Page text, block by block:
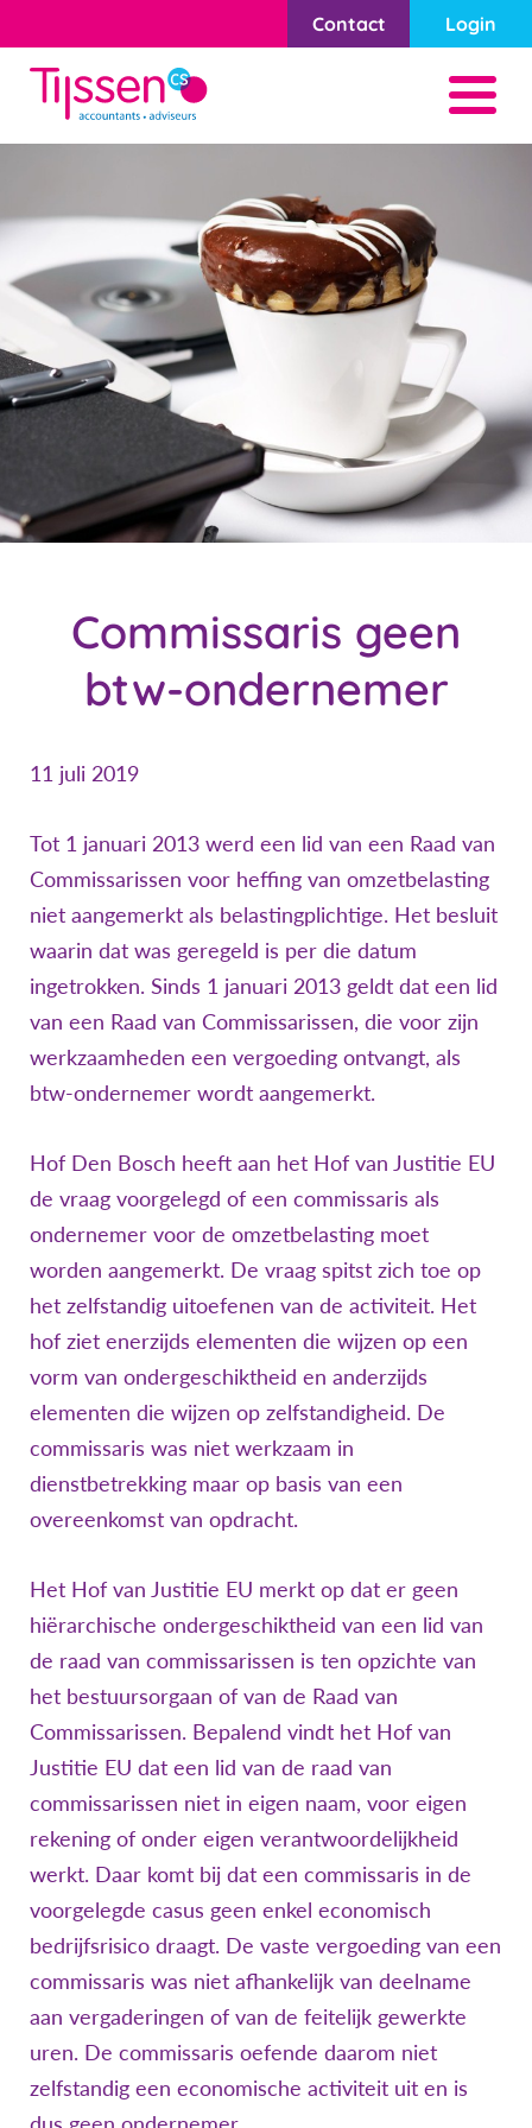
Contact Login
Commissaris geen
btw-ondernemer
11 juli 2019
Tot 1 januari 2013 werd een lid van een Raad van
Commissarissen voor heffing van omzetbelasting
niet aangemerkt als belastingplichtige. Het besluit
waarin dat was geregeld is per die datum
ingetrokken. Sinds 1 januari 2013 geldt dat een lid
van een Raad van Commissarissen, die voor zijn
werkzaamheden een vergoeding ontvangt, als
btw-ondernemer wordt aangemerkt.
Hof Den Bosch heeft aan het Hof van Justitie EU
de vraag voorgelegd of een commissaris als
ondernemer voor de omzetbelasting moet
worden aangemerkt. De vraag spitst zich toe op
het zelfstandig uitoefenen van de activiteit. Het
hof ziet enerzijds elementen die wijzen op een
vorm van ondergeschiktheid en anderzijds
elementen die wijzen op zelfstandigheid. De
commissaris was niet werkzaam in
dienstbetrekking maar op basis van een
overeenkomst van opdracht.
Het Hof van Justitie EU merkt op dat er geen
hiërarchische ondergeschiktheid van een lid van
de raad van commissarissen is ten opzichte van
het bestuursorgaan of van de Raad van
Commissarissen. Bepalend vindt het Hof van
Justitie EU dat een lid van de raad van
commissarissen niet in eigen naam, voor eigen
rekening of onder eigen verantwoordelijkheid
werkt. Daar komt bij dat een commissaris in de
voorgelegde casus geen enkel economisch
bedrijfsrisico draagt. De vaste vergoeding van een
commissaris was niet afhankelijk van deelname
aan vergaderingen of van de feitelijk gewerkte
uren. De commissaris oefende daarom niet
zelfstandig een economische activiteit uit en is